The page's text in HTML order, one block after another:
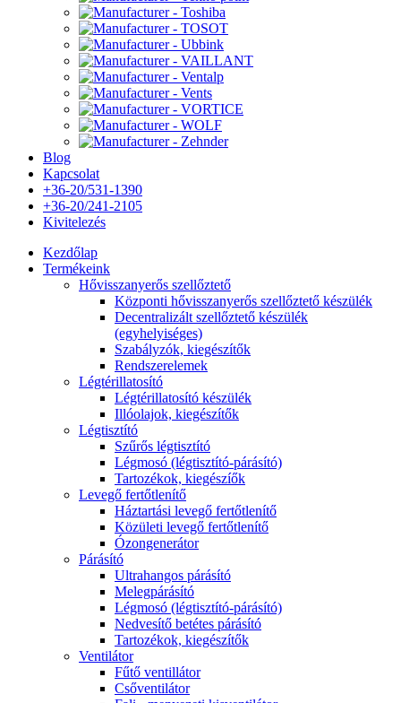
Blog
Kapcsolat
+36-20/531-1390
+36-20/241-2105
Kivitelezés
Kezdőlap
Termékeink
Hővisszanyerős szellőztető
Központi hővisszanyerős szellőztető készülék
Decentralizált szellőztető készülék
(egyhelyiséges)
Szabályzók, kiegészítők
Rendszerelemek
Légtérillatosító
Légtérillatosító készülék
Illóolajok, kiegészítők
Légtisztító
Szűrős légtisztító
Légmosó (légtisztító-párásító)
Tartozékok, kiegészíők
Levegő fertőtlenítő
Háztartási levegő fertőtlenítő
Közületi levegő fertőtlenítő
Ózongenerátor
Párásító
Ultrahangos párásító
Melegpárásító
Légmosó (légtisztító-párásító)
Nedvesítő betétes párásító
Tartozékok, kiegészítők
Ventilátor
Fűtő ventillátor
Csőventilátor